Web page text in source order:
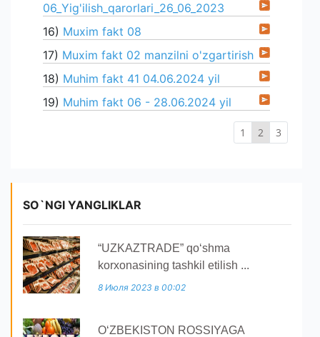
06_Yig'ilish_qarorlari_26_06_2023
16) Muxim fakt 08
17) Muxim fakt 02 manzilni o'zgartirish
18) Muhim fakt 41 04.06.2024 yil
19) Muhim fakt 06 - 28.06.2024 yil
1 2 3
SO`NGI YANGLIKLAR
“UZKAZTRADE” qoʻshma
korxonasining tashkil etilish ...
8 Июля 2023 в 00:02
O‘ZBEKISTON ROSSIYAGA